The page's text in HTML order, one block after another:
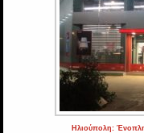
Ηλιούπολη: